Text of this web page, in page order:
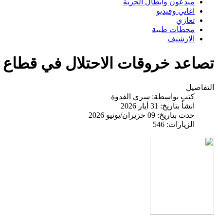
مبدعون وابطال الحرية
اغاني وفيديو
تعازي
محطات طبية
الارشيف
تصاعد خروقات الاحتلال في
التفاصيل
كتب بواسطة: سري القدوة
انشأ بتاريخ: 31 أيار 2026
حدث بتاريخ: 09 حزيران/يونيو 2026
الزيارات: 546